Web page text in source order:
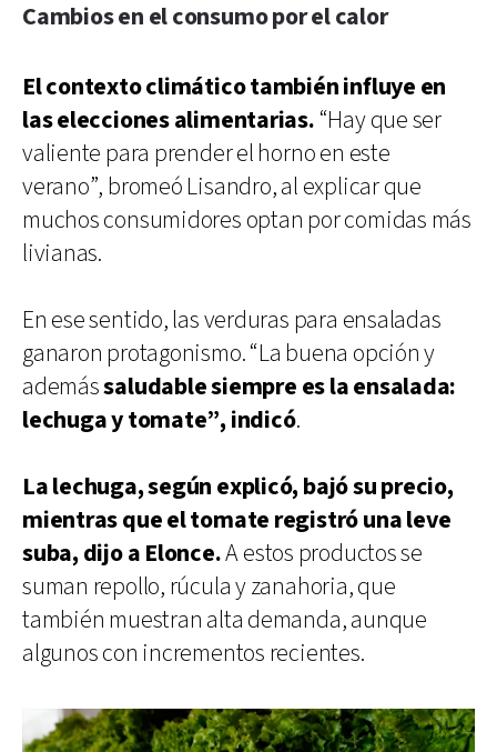
Cambios en el consumo por el calor
El contexto climático también influye en
las elecciones alimentarias. “Hay que ser
valiente para prender el horno en este
verano”, bromeó Lisandro, al explicar que
muchos consumidores optan por comidas más
livianas.
En ese sentido, las verduras para ensaladas
ganaron protagonismo. “La buena opción y
ademássaludable siempre es la ensalada:
lechuga y tomate”, indicó.
La lechuga, según explicó, bajó su precio,
mientras que el tomate registró una leve
suba, dijo a Elonce.A estos productos se
suman repollo, rúcula y zanahoria, que
también muestran alta demanda, aunque
algunos con incrementos recientes.